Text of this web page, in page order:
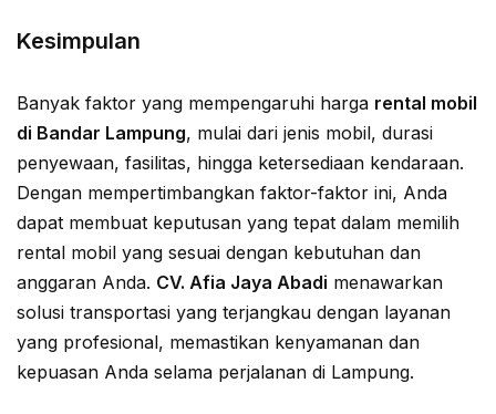
Kesimpulan
Banyak faktor yang mempengaruhi harga rental mobil
di Bandar Lampung, mulai dari jenis mobil, durasi
penyewaan, fasilitas, hingga ketersediaan kendaraan.
Dengan mempertimbangkan faktor-faktor ini, Anda
dapat membuat keputusan yang tepat dalam memilih
rental mobil yang sesuai dengan kebutuhan dan
anggaran Anda. CV. Afia Jaya Abadi menawarkan
solusi transportasi yang terjangkau dengan layanan
yang profesional, memastikan kenyamanan dan
kepuasan Anda selama perjalanan di Lampung.